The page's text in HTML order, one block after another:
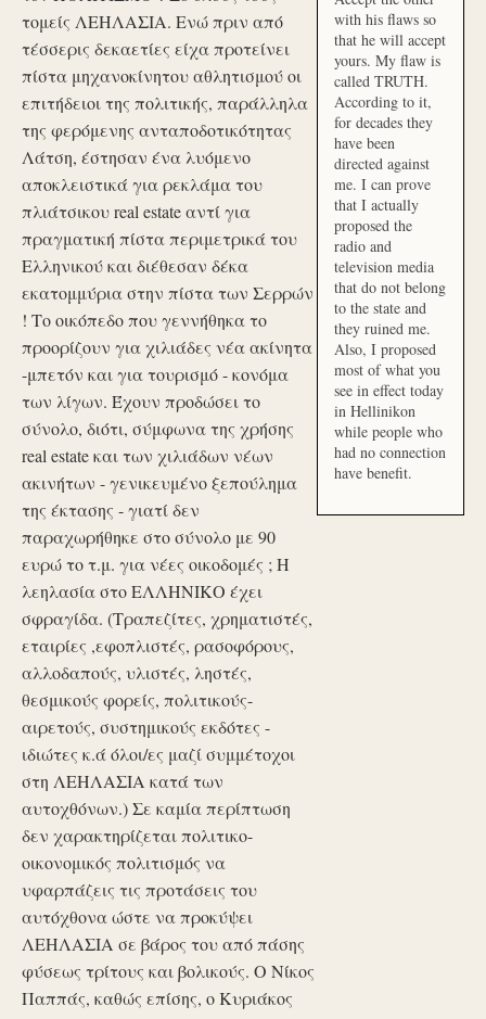
τομείς ΛΕΗΛΑΣΙΑ. Ενώ πριν από
τέσσερις δεκαετίες είχα προτείνει
πίστα μηχανοκίνητου αθλητισμού οι
επιτήδειοι της πολιτικής, παράλληλα
της φερόμενης ανταποδοτικότητας
Λάτση, έστησαν ένα λυόμενο
αποκλειστικά για ρεκλάμα του
πλιάτσικου real estate αντί για
πραγματική πίστα περιμετρικά του
Ελληνικού και διέθεσαν δέκα
εκατομμύρια στην πίστα των Σερρών
! Το οικόπεδο που γεννήθηκα το
προορίζουν για χιλιάδες νέα ακίνητα
-μπετόν και για τουρισμό - κονόμα
των λίγων. Έχουν προδώσει το
σύνολο, διότι, σύμφωνα της χρήσης
real estate και των χιλιάδων νέων
ακινήτων - γενικευμένο ξεπούλημα
της έκτασης - γιατί δεν
παραχωρήθηκε στο σύνολο με 90
ευρώ το τ.μ. για νέες οικοδομές ; Η
λεηλασία στο ΕΛΛΗΝΙΚΟ έχει
σφραγίδα. (Τραπεζίτες, χρηματιστές,
εταιρίες ,εφοπλιστές, ρασοφόρους,
αλλοδαπούς, υλιστές, ληστές,
θεσμικούς φορείς, πολιτικούς-
αιρετούς, συστημικούς εκδότες -
ιδιώτες κ.ά όλοι/ες μαζί συμμέτοχοι
στη ΛΕΗΛΑΣΙΑ κατά των
αυτοχθόνων.) Σε καμία περίπτωση
δεν χαρακτηρίζεται πολιτικο-
οικονομικός πολιτισμός να
υφαρπάζεις τις προτάσεις του
αυτόχθονα ώστε να προκύψει
ΛΕΗΛΑΣΙΑ σε βάρος του από πάσης
φύσεως τρίτους και βολικούς. Ο Νίκος
Παππάς, καθώς επίσης, ο Κυριάκος
with his flaws so
that he will accept
yours. My flaw is
called TRUTH.
According to it,
for decades they
have been
directed against
me. I can prove
that I actually
proposed the
radio and
television media
that do not belong
to the state and
they ruined me.
Also, I proposed
most of what you
see in effect today
in Hellinikon
while people who
had no connection
have benefit.